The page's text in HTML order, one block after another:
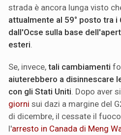
strada è ancora lunga visto
attualmente al 59° posto tra i
dall'Ocse sulla base
esteri.
Se, invece, tali cambiamenti
aiuterebbero a disinnescare
con gli Stati Uniti. Dopo aver
giorni sui dazi a margine del
di dicembre, il cessate il
l'arresto in Canada di Meng